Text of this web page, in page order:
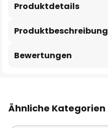
Produktbeschreibung
Produktdetails
Bewertungen
Ähnliche Kategorien